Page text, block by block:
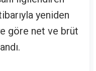
yeniden
göre net ve brüt